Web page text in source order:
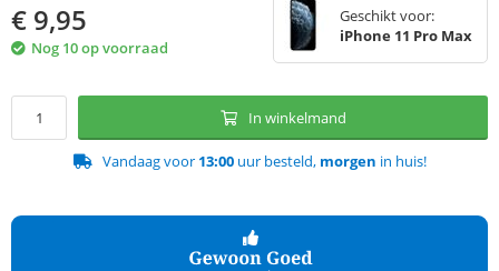
€ 9,95
Nog 10 op voorraad
Geschikt voor:
iPhone 11 Pro Max
In winkelmand
Vandaag voor 13:00uur besteld, morgen in huis!